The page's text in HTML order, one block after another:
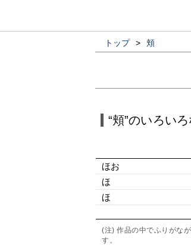
トップ > 頬
“頬”のいろい
ほお
ほ
ほゝ
(注) 作品の中でふりがな
す。